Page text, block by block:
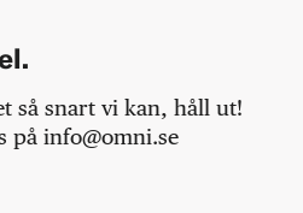
så snart vi kan, håll ut!
på info@omni.se